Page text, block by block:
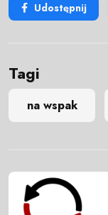
Udostępnij
Tagi
na wspak